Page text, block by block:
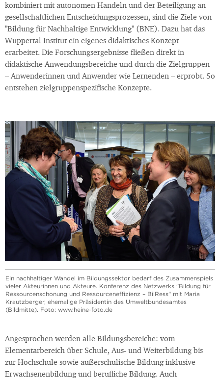
kombiniert mit autonomen Handeln und der Beteiligung an
gesellschaftlichen Entscheidungsprozessen, sind die Ziele von
"Bildung für Nachhaltige Entwicklung" (BNE). Dazu hat das
Wuppertal Institut ein eigenes didaktisches Konzept
erarbeitet. Die Forschungsergebnisse fließen direkt in
didaktische Anwendungsbereiche und durch die Zielgruppen
– Anwenderinnen und Anwender wie Lernenden – erprobt. So
entstehen zielgruppenspezifische Konzepte.
Ein nachhaltiger Wandel im Bildungssektor bedarf des Zusammenspiels
vieler Akteurinnen und Akteure. Konferenz des Netzwerks "Bildung für
Ressourcenschonung und Ressourceneffizienz – BilRess" mit Maria
Krautzberger, ehemalige Präsidentin des Umweltbundesamtes
(Bildmitte). Foto: www.heine-foto.de
Angesprochen werden alle Bildungsbereiche: vom
Elementarbereich über Schule, Aus- und Weiterbildung bis
zur Hochschule sowie außerschulische Bildung inklusive
Erwachsenenbildung und berufliche Bildung. Auch